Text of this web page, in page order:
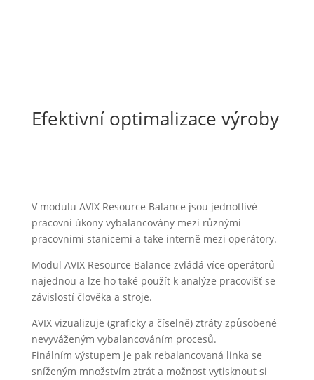
Efektivní optimalizace výroby
V modulu AVIX Resource Balance jsou jednotlivé
pracovní úkony vybalancovány mezi různými
pracovnimi stanicemi a take interně mezi operátory.
Modul AVIX Resource Balance zvládá více operátorů
najednou a lze ho také použít k analýze pracovišť se
závislostí člověka a stroje.
AVIX vizualizuje (graficky a číselně) ztráty způsobené
nevyváženým vybalancováním procesů.
Finálním výstupem je pak rebalancovaná linka se
sníženým množstvím ztrát a možnost vytisknout si